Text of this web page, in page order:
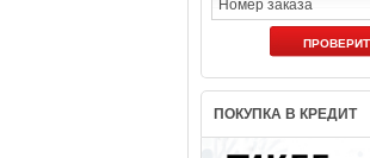
ПОКУПКА В КРЕДИТ